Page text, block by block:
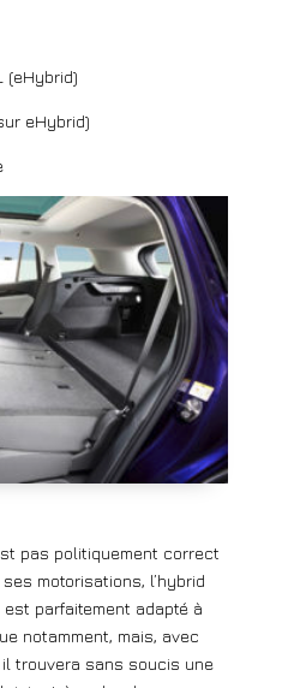
(eHybrid)
eHybrid)
pas politiquement correct
motorisations, l’hybrid
parfaitement adapté à
notamment, mais, avec
trouvera sans soucis une